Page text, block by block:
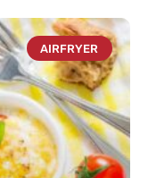
AIRFRYER